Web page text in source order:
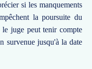
si les manquements
la poursuite du
juge peut tenir compte
survenue jusqu'à la date